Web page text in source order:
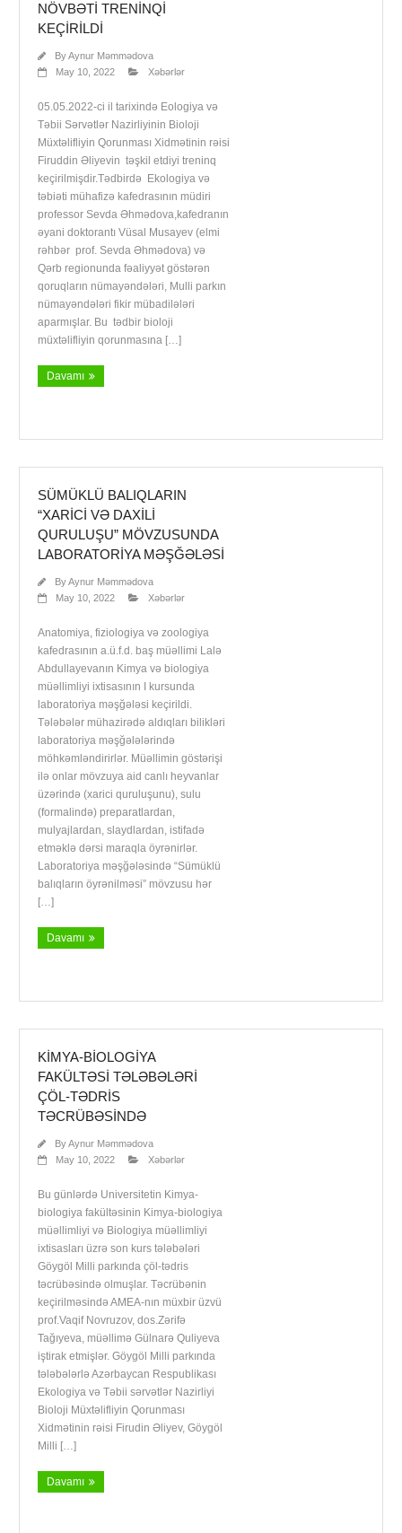
NÖVBƏTI TRENINQI
KEÇIRILDI
ByAynur Məmmədova
May 10, 2022
Xəbərlər
05.05.2022-ci il tarixində Eologiya və
Təbii Sərvətlər Nazirliyinin Bioloji
Müxtəlifliyin Qorunması Xidmətinin rəisi
Firuddin Əliyevin təşkil etdiyi treninq
keçirilmişdir.Tədbirdə Ekologiya və
təbiəti mühafizə kafedrasının müdiri
professor Sevda Əhmədova,kafedranın
əyani doktorantı Vüsal Musayev (elmi
rəhbər prof. Sevda Əhmədova) və
Qərb regionunda fəaliyyət göstərən
qoruqların nümayəndələri, Mulli parkın
nümayəndələri fikir mübadilələri
aparmışlar. Bu tədbir bioloji
müxtəlifliyin qorunmasına […]
Davamı
SÜMÜKLÜ BALIQLARIN
“XARICI VƏ DAXILI
QURULUŞU” MÖVZUSUNDA
LABORATORIYA MƏŞĞƏLƏSI
ByAynur Məmmədova
May 10, 2022
Xəbərlər
Anatomiya, fiziologiya və zoologiya
kafedrasının a.ü.f.d. baş müəllimi Lalə
Abdullayevanın Kimya və biologiya
müəllimliyi ixtisasının I kursunda
laboratoriya məşğələsi keçirildi.
Tələbələr mühazirədə aldıqları bilikləri
laboratoriya məşğələlərində
möhkəmləndirirlər. Müəllimin göstərişi
ilə onlar mövzuya aid canlı heyvanlar
üzərində (xarici quruluşunu), sulu
(formalində) preparatlardan,
mulyajlardan, slaydlardan, istifadə
etməklə dərsi maraqla öyrənirlər.
Laboratoriya məşğələsində “Sümüklü
balıqların öyrənilməsi” mövzusu hər
[…]
Davamı
KİMYA-BİOLOGİYA
FAKÜLTƏSİ TƏLƏBƏLƏRİ
ÇÖL-TƏDRİS
TƏCRÜBƏSINDƏ
ByAynur Məmmədova
May 10, 2022
Xəbərlər
Bu günlərdə Universitetin Kimya-
biologiya fakültəsinin Kimya-biologiya
müəllimliyi və Biologiya müəllimliyi
ixtisasları üzrə son kurs tələbələri
Göygöl Milli parkında çöl-tədris
təcrübəsində olmuşlar. Təcrübənin
keçirilməsində AMEA-nın müxbir üzvü
prof.Vaqif Novruzov, dos.Zərifə
Tağıyeva, müəllimə Gülnarə Quliyeva
iştirak etmişlər. Göygöl Milli parkında
tələbələrlə Azərbaycan Respublikası
Ekologiya və Təbii sərvətlər Nazirliyi
Bioloji Müxtəlifliyin Qorunması
Xidmətinin rəisi Firudin Əliyev, Göygöl
Milli […]
Davamı